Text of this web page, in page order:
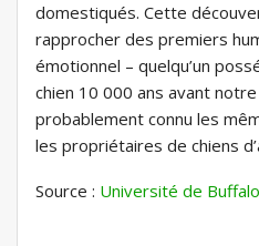
domestiqués. Cette
rapprocher des premiers
émotionnel – quelqu’un
chien 10 000 ans avant
probablement connu les
les propriétaires de chiens
Source : Université de Buffalo